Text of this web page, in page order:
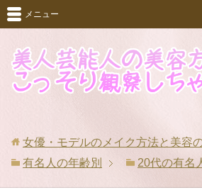
メニュー
女優・モデルのメイク方法と美容
有名人の年齢別
20代の有名